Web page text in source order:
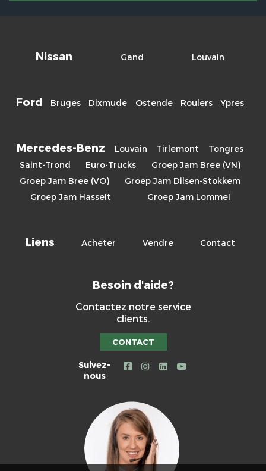
Besoin d'aide?
Contactez notre service
clients.
CONTACT
Suivez-
nous
Nissan Gand Louvain
Ford Bruges Dixmude Ostende Roulers Ypres
Mercedes-Benz Louvain Tirlemont
Tongres
Saint-Trond
Euro-Trucks
Groep Jam Bree (VN)
Groep Jam Bree (VO)
Groep Jam Dilsen-Stokkem
Groep Jam Hasselt
Groep Jam Lommel
Liens Acheter Vendre Contact